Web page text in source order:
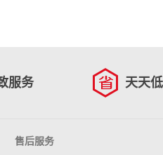
服务 天天
售后服务